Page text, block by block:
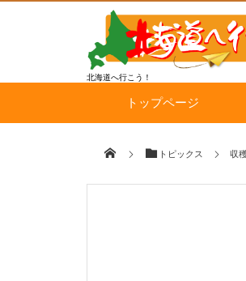
北海道へ行こう！
トップページ
トピックス 収